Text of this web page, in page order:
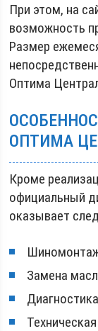
При этом, на
возможность
Размер
Оптима
ОПТИМА
Кроме
официальный
оказывает
Замена